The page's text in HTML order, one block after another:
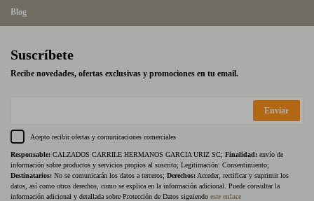
Blog
Suscríbete
Recibe novedades, ofertas exclusivas y promociones en tu email.
Enviar
Acepto recibir ofertas y comunicaciones comerciales
Responsable: CALZADOS CARRILE HERMANOS GARCIA URIZ SC; Finalidad: envío de
información sobre productos y servicios propios al suscrito; Legitimación: Consentimiento;
Destinatarios: No se comunicarán los datos a terceros; Derechos: Acceder, rectificar y suprimir los
datos, así como otros derechos, como se explica en la información adicional. Puede consultar la
información adicional y detallada sobre Protección de Datos siguiendo este enlace